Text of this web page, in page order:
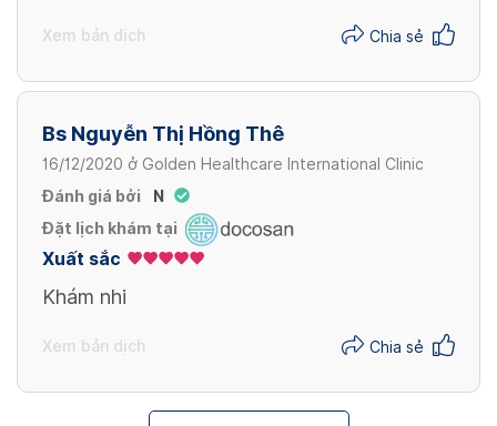
Xem bản dịch Chia sẻ
Bs Nguyễn Thị Hồng Thê
16/12/2020 ở Golden Healthcare International Clinic
Đánh giá bởi
N
Đặt lịch khám tại
Xuất sắc
Khám nhi
Xem bản dịch Chia sẻ